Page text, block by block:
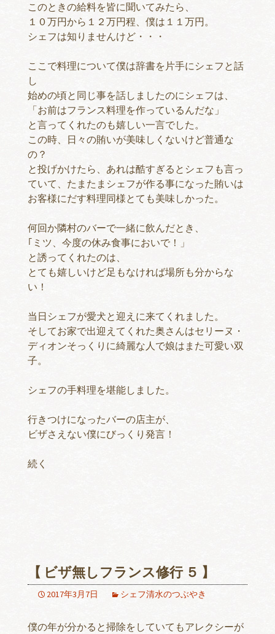
このときの給料を皆に聞いてみたら、
１０万円から１２万円程、僕は１１万円。
シェフは知りませんけど・・・
ここで料理について僕は辞書を片手にシェフと話
し
始めの頃と同じ事を話しましたのにシェフは、
「お前はフランス料理を作っているんだな」
と言ってくれたのも嬉しい一言でした。
この時、日々の賄いが美味しくないけど普通な
の？
と投げかけたら、あれは酷すぎるとシェフも言っ
ていて、たまたまシェフが作る事になった賄いは
お客様にだす料理同様とても美味しかった。
何回か隣村のバーで一緒に飲んだとき、
｢ミツ、今度の休み食事においで！」
と誘ってくれたのは、
とても嬉しいけど足もなければ場所も分からな
い！
当日シェフが愛犬と迎えに来てくれました。
そしてお家で出迎えてくれた奥さんはセリーヌ・
ディオンそっくりに綺麗な人で娘はまた可愛い双
子。
シェフの手料理を堪能しました。
行きつけになったバーの店主が、
ビザさえない僕にびっくり発言！
続く
【 ビザ無しフランス修行 ５ 】
2017年3月7日 シェフ清水のつぶやき
僕の年が分かると掃除をしていてもアレクシーが